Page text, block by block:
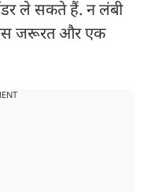
ले सकते हैं. न लंबी
जरूरत और एक